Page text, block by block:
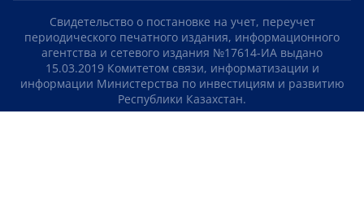
Свидетельство о постановке на учет, переучет
периодического печатного издания, информационного
агентства и сетевого издания №17614-ИА выдано
15.03.2019 Комитетом связи, информатизации и
информации Министерства по инвестициям и развитию
Республики Казахстан.